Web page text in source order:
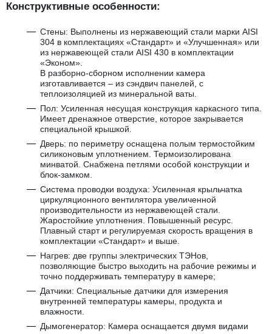
Конструктивные особенности:
Стены: Выполнены из нержавеющий стали марки AISI
304 в комплектациях «Стандарт» и «Улучшенная» или
из нержавеющей стали AISI 430 в комплектации
«Эконом».
В разборно-сборном исполнении камера
изготавливается – из сэндвич панелей, с
теплоизоляцией из минеральной ваты.
Пол: Усиленная несущая конструкция каркасного типа.
Имеет дренажное отверстие, которое закрывается
специальной крышкой.
Дверь: по периметру оснащена полым термостойким
силиконовым уплотнением. Термоизолирована
минватой. Снабжена петлями особой конструкции и
блок-замком.
Система проводки воздуха: Усиленная крыльчатка
циркуляционного вентилятора увеличенной
производительности из нержавеющей стали.
Жаростойкие уплотнения. Повышенный ресурс.
Плавный старт и регулируемая скорость вращения в
комплектации «Стандарт» и выше.
Нагрев: две группы электрических ТЭНов,
позволяющие быстро выходить на рабочие режимы и
точно поддерживать температуру в камере;
Датчики: Специальные датчики для измерения
внутренней температуры камеры, продукта и
влажности.
Дымогенератор: Камера оснащается двумя видами